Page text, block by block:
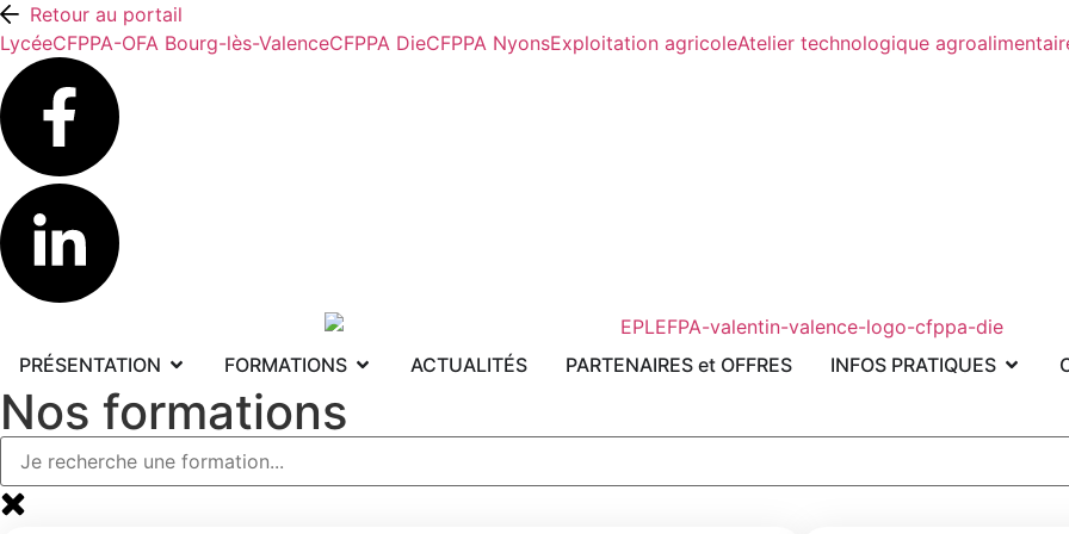
Retour au portail
LycéeCFPPA-OFA Bourg-lès-ValenceCFPPA DieCFPPA NyonsExploitation agricoleAtelier technologique
PRÉSENTATION FORMATIONS ACTUALITÉS PARTENAIRES et OFFRES INFOS PRATIQUES
Nos formations